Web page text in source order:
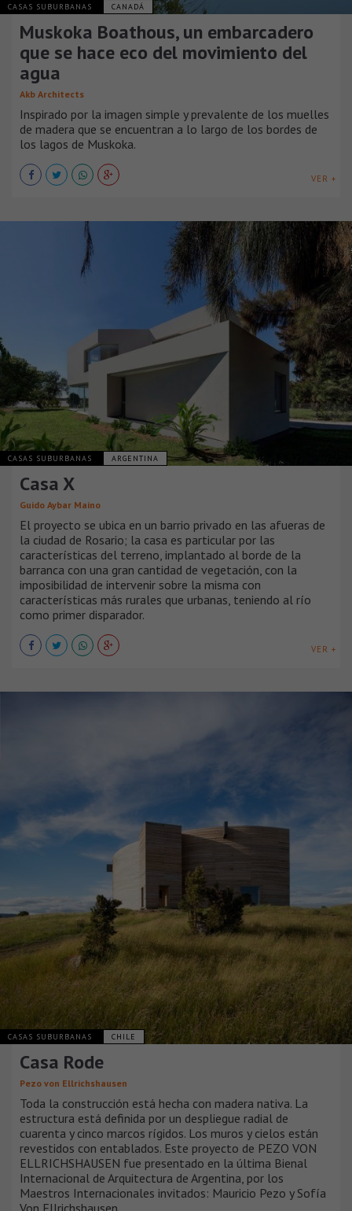
CASAS SUBURBANAS CANADÁ
Muskoka Boathous, un embarcadero
que se hace eco del movimiento del
agua
Akb Architects
Inspirado por la imagen simple y prevalente de los muelles
de madera que se encuentran a lo largo de los bordes de
los lagos de Muskoka.
VER +
CASAS SUBURBANAS ARGENTINA
Casa X
Guido Aybar Maino
El proyecto se ubica en un barrio privado en las afueras de
la ciudad de Rosario; la casa es particular por las
características del terreno, implantado al borde de la
barranca con una gran cantidad de vegetación, con la
imposibilidad de intervenir sobre la misma con
características más rurales que urbanas, teniendo al río
como primer disparador.
VER +
CASAS SUBURBANAS CHILE
Casa Rode
Pezo von Ellrichshausen
Toda la construcción está hecha con madera nativa. La
estructura está definida por un despliegue radial de
cuarenta y cinco marcos rígidos. Los muros y cielos están
revestidos con entablados. Este proyecto de PEZO VON
ELLRICHSHAUSEN fue presentado en la última Bienal
Internacional de Arquitectura de Argentina, por los
Maestros Internacionales invitados: Mauricio Pezo y Sofía
Von Ellrichshausen.